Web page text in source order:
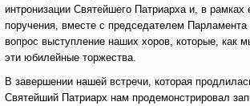
интронизации Святейшего Патриарха и, в рамках
поручения, вместе с председателем
вопрос выступление наших хоров, которые, как
эти юбилейные торжества.
В завершении нашей встречи, которая
Святейший Патриарх нам продемонстрировал